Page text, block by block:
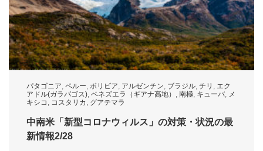
パタゴニア, ペルー, ボリビア, アルゼンチン, ブラジル, チリ , エク
アドル(ガラパゴス), ベネズエラ（ギアナ高地） , 南極, キューバ, メ
キシコ , コスタリカ , グアテマラ
中南米「新型コロナウィルス」の対策・状況の最
新情報2/28